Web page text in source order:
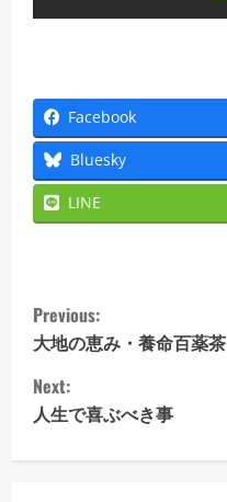
Facebook
Bluesky
LINE
C
o
n
Previous:
大地の恵み・養命百薬茶
Next:
人生で喜ぶべき事